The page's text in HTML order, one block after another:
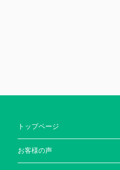
トップページ
お客様の声